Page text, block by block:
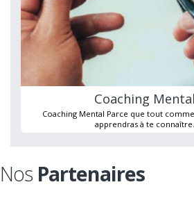
Coaching Mental
Coaching Mental Parce que tout
apprendras à te connaître.
Nos Partenaires